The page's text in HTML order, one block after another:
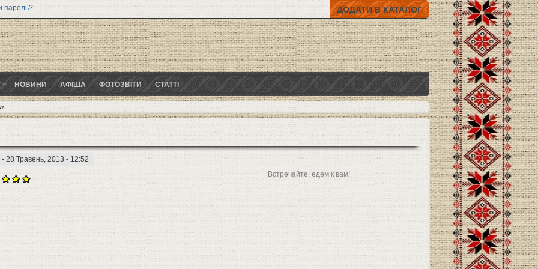
пароль? ДОДАТИ В КАТАЛОГ
НОВИНИ АФІША ФОТОЗВІТИ СТАТТІ
- 28 Травень, 2013 - 12:52
Встречайте, едем к вам!